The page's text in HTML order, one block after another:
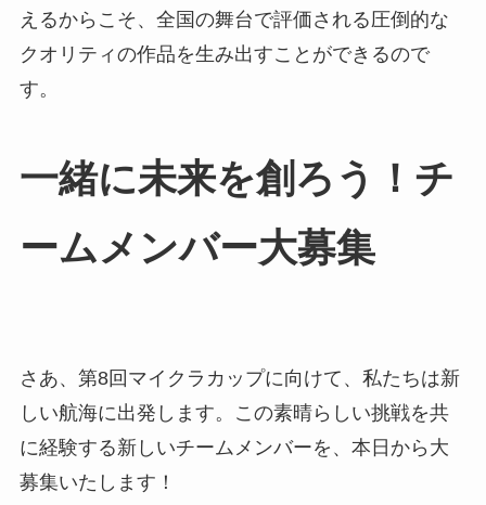
えるからこそ、全国の舞台で評価される圧倒的な
クオリティの作品を生み出すことができるので
す。
一緒に未来を創ろう！チ
ームメンバー大募集
さあ、第8回マイクラカップに向けて、私たちは新
しい航海に出発します。この素晴らしい挑戦を共
に経験する新しいチームメンバーを、本日から大
募集いたします！